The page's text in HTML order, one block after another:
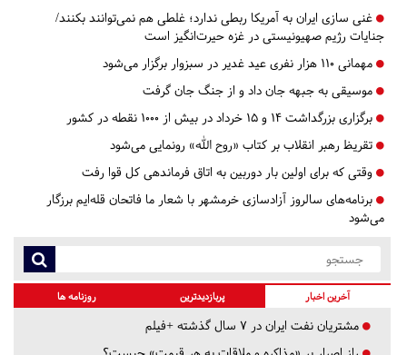
غنی سازی ایران به آمریکا ربطی ندارد؛ غلطی هم‌ نمی‌توانند بکنند/
جنایات رژیم صهیونیستی در غزه حیرت‌انگیز است
مهمانی 110 هزار نفری عید غدیر در سبزوار برگزار می‌شود
موسیقی به جبهه جان داد و از جنگ جان گرفت
برگزاری بزرگداشت ۱۴ و ۱۵ خرداد در بیش از ۱۰۰۰ نقطه در کشور
تقریظ رهبر انقلاب بر کتاب «روح الله» رونمایی می‌شود
وقتی که برای اولین بار دوربین به اتاق فرماندهی کل قوا رفت
برنامه‌های سالروز آزادسازی خرمشهر با شعار ما فاتحان قله‌ایم برزگار
می‌شود
آخرین اخبار پربازدیدترین روزنامه ها
مشتریان نفت ایران در ۷ سال گذشته +فیلم